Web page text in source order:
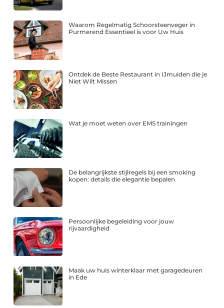
Waarom Regelmatig Schoorsteenveger in
Purmerend Essentieel is voor Uw Huis
Ontdek de Beste Restaurant in IJmuiden die je
Niet Wilt Missen
Wat je moet weten over EMS trainingen
De belangrijkste stijlregels bij een smoking
kopen: details die elegantie bepalen
Persoonlijke begeleiding voor jouw
rijvaardigheid
Maak uw huis winterklaar met garagedeuren
in Ede